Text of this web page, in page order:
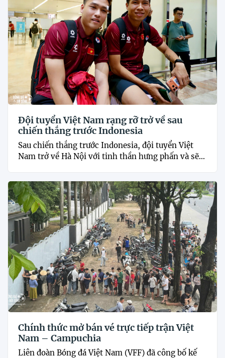
Đội tuyển Việt Nam rạng rỡ trở về sau
chiến thắng trước Indonesia
Sau chiến thắng trước Indonesia, đội tuyển Việt
Nam trở về Hà Nội với tinh thần hưng phấn và sẽ...
Chính thức mở bán vé trực tiếp trận Việt
Nam – Campuchia
Liên đoàn Bóng đá Việt Nam (VFF) đã công bố kế